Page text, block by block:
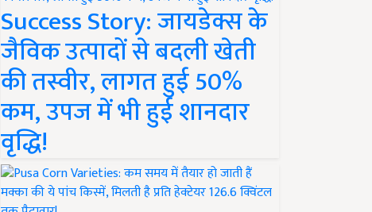
Success Story: जायडेक्स के
जैविक उत्पादों से बदली खेती
की तस्वीर, लागत हुई 50%
कम, उपज में भी हुई शानदार
वृद्धि!